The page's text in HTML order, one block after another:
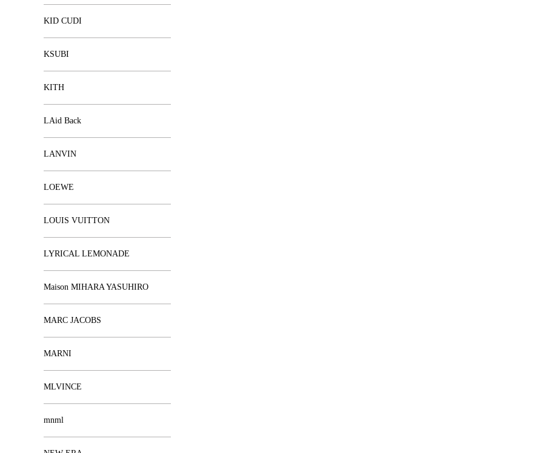
KID CUDI
KSUBI
KITH
LAid Back
LANVIN
LOEWE
LOUIS VUITTON
LYRICAL LEMONADE
Maison MIHARA YASUHIRO
MARC JACOBS
MARNI
MLVINCE
mnml